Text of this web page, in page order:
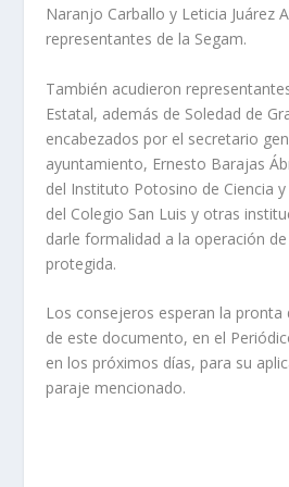
Naranjo Carballo y Leticia Juárez
representantes de la Segam.
También acudieron
Estatal, además de Soledad de
encabezados por el secretario
ayuntamiento, Ernesto Barajas
del Instituto Potosino de Ciencia
del Colegio San Luis y otras
darle formalidad a la operación
protegida.
Los consejeros esperan la pronta
de este documento, en el
en los próximos días, para su
paraje mencionado.